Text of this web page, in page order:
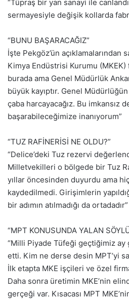
“Tüpraş bir yan sanayi ile
sermayesiyle değişik kollarda
“BUNU BAŞARACAĞIZ”
İşte Pekgöz’ün açıklamalarından
Kimya Endüstrisi Kurumu (MKEK)
burada ama Genel Müdürlük
büyük kayıptır. Genel
çaba harcayacağız. Bu imkansız
başarabileceğimize inanıyorum”
“TUZ RAFİNERİSİ NE OLDU?”
“Delice’deki Tuz rezervi
Milletvekilleri o bölgede bir Tuz
yıllar öncesinden duyurdu ama
kaydedilmedi. Girişimlerin
bir adımın atılmadığı da ortadadır”
“MPT KONUSUNDA YALAN
“Milli Piyade Tüfeği geçtiğimiz ay
etti. Kim ne derse desin MPT’yi
İlk etapta MKE işçileri ve özel
Daha sonra üretimin MKE’nin
gerçeği var. Kısacası MPT